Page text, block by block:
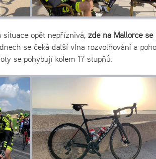
opět nepříznivá, zde na Mallorce
se čeká další vlna rozvolňování a
se pohybují kolem 17 stupňů.